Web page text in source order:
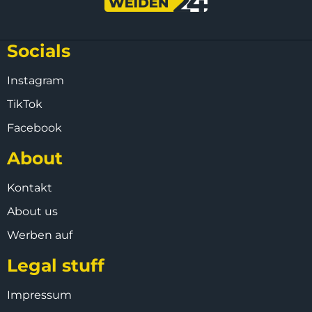
Socials
Instagram
TikTok
Facebook
About
Kontakt
About us
Werben auf
Legal stuff
Impressum